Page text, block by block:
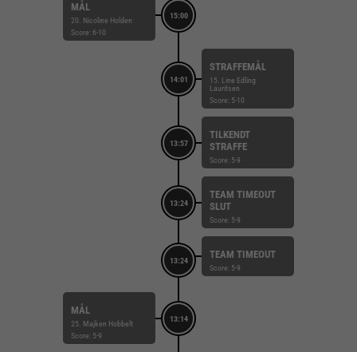
15:00
MÅL
20. Nicoline Holden
Score: 6-10
14:01
STRAFFEMÅL
15. Line Edling
Lauritsen
Score: 5-10
13:57
TILKENDT
STRAFFE
Score: 5-9
13:24
TEAM TIMEOUT
SLUT
Score: 5-9
13:24
TEAM TIMEOUT
Score: 5-9
13:14
MÅL
25. Majken Hobbelt
Score: 5-9